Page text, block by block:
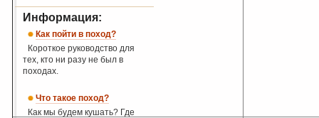
Информация:
Как пойти в поход?
Короткое руководство для
тех, кто ни разу не был в
походах.
Что такое поход?
Как мы будем кушать? Где